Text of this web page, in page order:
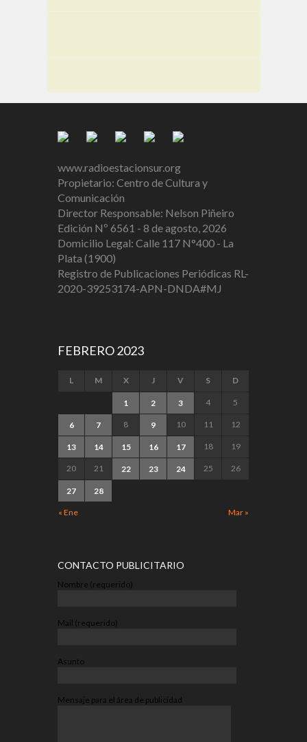
www.radioestacionsur.org
Propietario: Centro de Cultura y
Comunicación
Director Responsable: Nelson Piñeiro
Edición Nº 6561 - 8 de agosto, 2026
Domicilio Legal: Calle 117 N°400 - La
Plata (1900)
Registro de Publicaciones Periódicas RL-
2020-39253174-APN-DNDA#MJ
FEBRERO 2023
L M X J V S D
« Ene Mar »
1 2 3 4 5
6 7 8 9 10 11 12
13 14 15 16 17 18 19
20 21 22 23 24 25 26
27 28
CONTACTO PUBLICITARIO
Nombre (requerido)
Mail (requerido)
Asunto
Mensaje para el área de publicidad